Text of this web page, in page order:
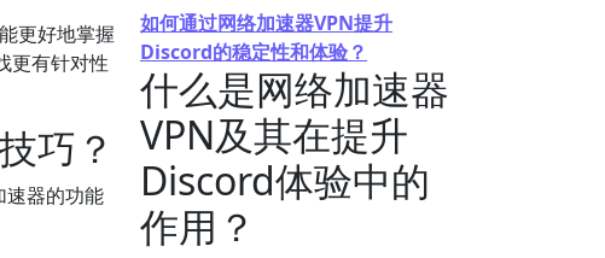
更好地掌握
更有针对性
巧？
器的功能
如何通过网络加速器VPN提升
Discord的稳定性和体验？
什么是网络加速器
VPN及其在提升
Discord体验中的
作用？